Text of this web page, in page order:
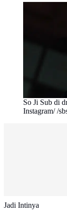
So Ji Sub di
Instagram/ /
Jadi Intinya